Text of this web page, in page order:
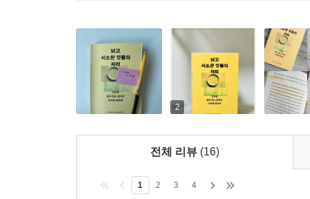
집이라는 공간의 두 얼굴
아키코 부시는 『낡고 사소한 것들의 자리』에서
등에 주목하며 “안정에 대한 이야기이며 동시에
‘아이를 위한 것’ 또 ‘어딘지 불편하고 불안한’
바운스 하우스는 오두막이나 성 모양으로 제작
한다. 그렇지만 바운스 하우스를 진짜 집답게
2
전체 리뷰 (16)
1 2 3 4